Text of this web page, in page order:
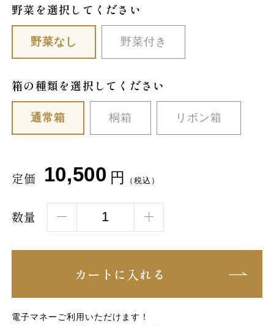
野菜を選択してください
野菜なし 野菜付き
箱の種類を選択してください
通常箱 桐箱 リボン箱
定価 10,500 円 （税込）
数量
カートに入れる
電子マネーご利用いただけます！